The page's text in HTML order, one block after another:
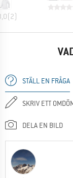
(2)
STÄLL EN FRÅGA
SKRIV ETT
DELA EN BILD